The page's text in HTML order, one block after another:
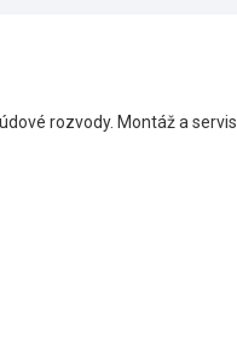
rozvody. Montáž a servis